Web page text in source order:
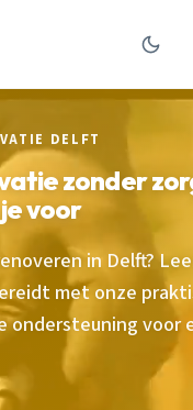
DELFT
zonder
voor
in Delft?
met onze
ondersteuning voor